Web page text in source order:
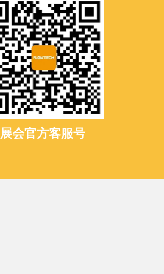
展会官方客服号